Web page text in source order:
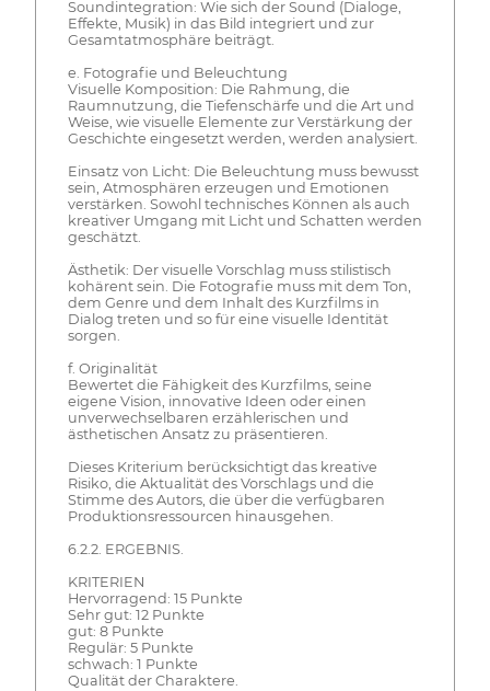
Soundintegration: Wie sich der Sound (Dialoge,
Effekte, Musik) in das Bild integriert und zur
Gesamtatmosphäre beiträgt.
e. Fotografie und Beleuchtung
Visuelle Komposition: Die Rahmung, die
Raumnutzung, die Tiefenschärfe und die Art und
Weise, wie visuelle Elemente zur Verstärkung der
Geschichte eingesetzt werden, werden analysiert.
Einsatz von Licht: Die Beleuchtung muss bewusst
sein, Atmosphären erzeugen und Emotionen
verstärken. Sowohl technisches Können als auch
kreativer Umgang mit Licht und Schatten werden
geschätzt.
Ästhetik: Der visuelle Vorschlag muss stilistisch
kohärent sein. Die Fotografie muss mit dem Ton,
dem Genre und dem Inhalt des Kurzfilms in
Dialog treten und so für eine visuelle Identität
sorgen.
f. Originalität
Bewertet die Fähigkeit des Kurzfilms, seine
eigene Vision, innovative Ideen oder einen
unverwechselbaren erzählerischen und
ästhetischen Ansatz zu präsentieren.
Dieses Kriterium berücksichtigt das kreative
Risiko, die Aktualität des Vorschlags und die
Stimme des Autors, die über die verfügbaren
Produktionsressourcen hinausgehen.
6.2.2. ERGEBNIS.
KRITERIEN
Hervorragend: 15 Punkte
Sehr gut: 12 Punkte
gut: 8 Punkte
Regulär: 5 Punkte
schwach: 1 Punkte
Qualität der Charaktere.